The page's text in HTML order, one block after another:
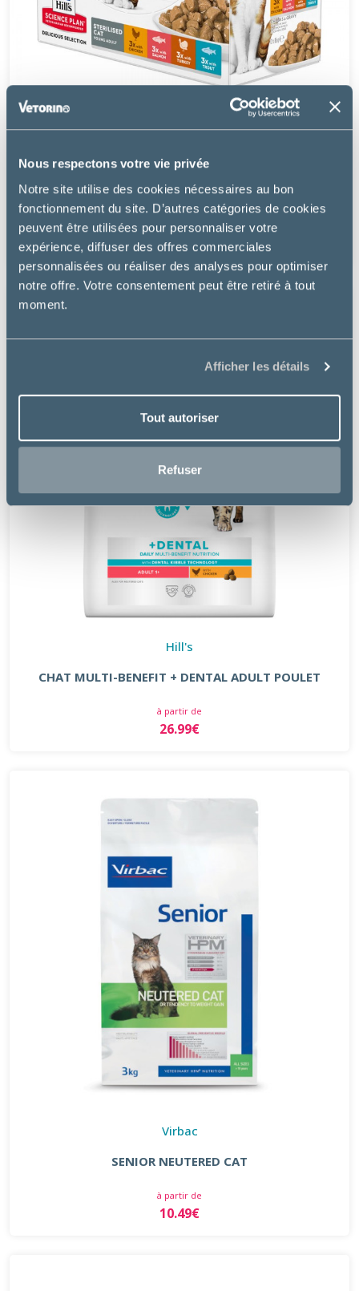
Nous respectons votre vie privée
Notre site utilise des cookies nécessaires au bon
fonctionnement du site. D’autres catégories de cookies
peuvent être utilisées pour personnaliser votre
expérience, diffuser des offres commerciales
personnalisées ou réaliser des analyses pour optimiser
notre offre. Votre consentement peut être retiré à tout
moment.
Afficher les détails
Tout autoriser
Refuser
Hill's
CHAT STERILISED YOUNG ADULT PACK MIXTE
14.99 €
Hill's
CHAT MULTI-BENEFIT + DENTAL ADULT POULET
à partir de
26.99€
Virbac
SENIOR NEUTERED CAT
à partir de
10.49€